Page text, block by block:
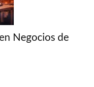
Negocios de